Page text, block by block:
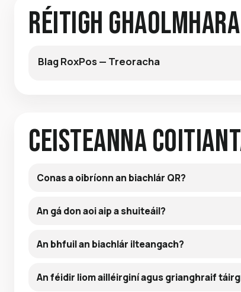
Réitigh Ghaolmhara
Blag RoxPos — Treoracha
Ceisteanna
Conas a oibríonn an biachlár QR?
An gá don aoi aip a shuiteáil?
An bhfuil an biachlár ilteangach?
An féidir liom ailléirginí agus grianghraif